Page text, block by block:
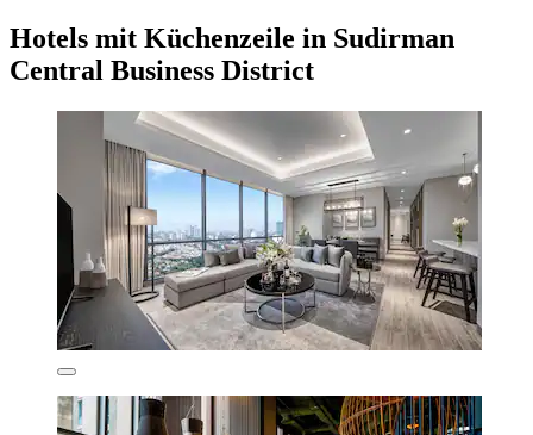
Hotels mit Küchenzeile in Sudirman
Central Business District